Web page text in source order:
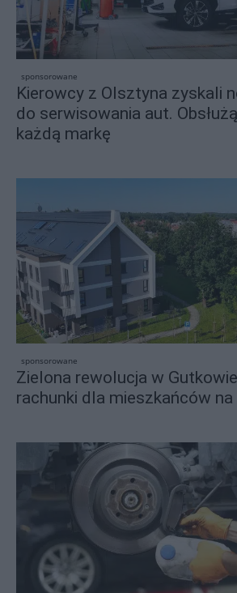
sponsorowane
Kierowcy z Olsztyna zyskali
do serwisowania aut.
każdą markę
sponsorowane
Zielona rewolucja w
rachunki dla mieszkańców na